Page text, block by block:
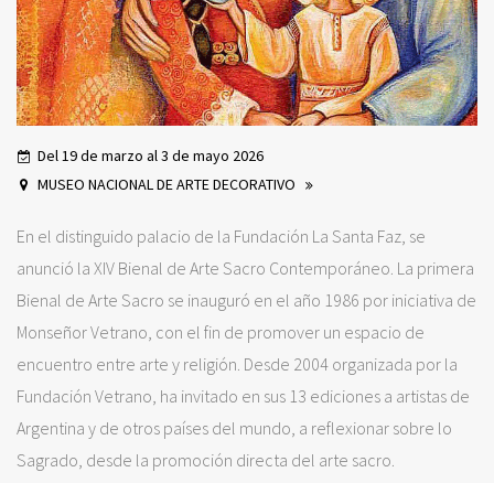
Del 19 de marzo al 3 de mayo 2026
MUSEO NACIONAL DE ARTE DECORATIVO
En el distinguido palacio de la Fundación La Santa Faz, se
anunció la XIV Bienal de Arte Sacro Contemporáneo. La primera
Bienal de Arte Sacro se inauguró en el año 1986 por iniciativa de
Monseñor Vetrano, con el fin de promover un espacio de
encuentro entre arte y religión. Desde 2004 organizada por la
Fundación Vetrano, ha invitado en sus 13 ediciones a artistas de
Argentina y de otros países del mundo, a reflexionar sobre lo
Sagrado, desde la promoción directa del arte sacro.